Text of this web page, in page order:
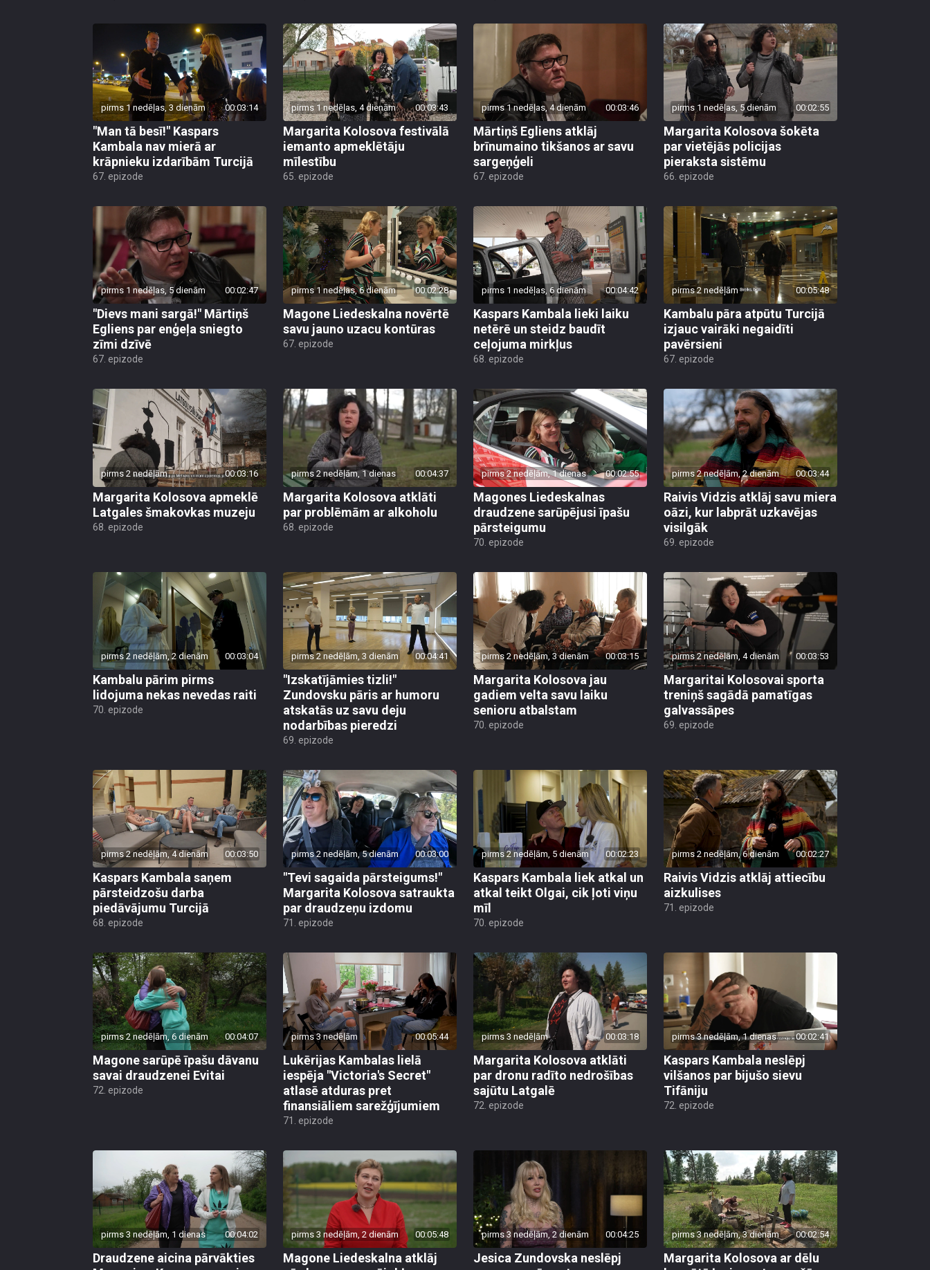
pirms 1 nedēļas, 3 dienām 00:03:14
"Man tā besī!" Kaspars
Kambala nav mierā ar
krāpnieku izdarībām Turcijā
67. epizode
pirms 1 nedēļas, 4 dienām 00:03:43
Margarita Kolosova festivālā
iemanto apmeklētāju
mīlestību
65. epizode
pirms 1 nedēļas, 4 dienām 00:03:46
Mārtiņš Egliens atklāj
brīnumaino tikšanos ar savu
sargeņģeli
67. epizode
pirms 1 nedēļas, 5 dienām 00:02:55
Margarita Kolosova šokēta
par vietējās policijas
pieraksta sistēmu
66. epizode
pirms 1 nedēļas, 5 dienām 00:02:47
"Dievs mani sargā!" Mārtiņš
Egliens par enģeļa sniegto
zīmi dzīvē
67. epizode
pirms 1 nedēļas, 6 dienām 00:02:28
Magone Liedeskalna novērtē
savu jauno uzacu kontūras
67. epizode
pirms 1 nedēļas, 6 dienām 00:04:42
Kaspars Kambala lieki laiku
netērē un steidz baudīt
ceļojuma mirkļus
68. epizode
pirms 2 nedēļām 00:05:48
Kambalu pāra atpūtu Turcijā
izjauc vairāki negaidīti
pavērsieni
67. epizode
pirms 2 nedēļām 00:03:16
Margarita Kolosova apmeklē
Latgales šmakovkas muzeju
68. epizode
pirms 2 nedēļām, 1 dienas 00:04:37
Margarita Kolosova atklāti
par problēmām ar alkoholu
68. epizode
pirms 2 nedēļām, 1 dienas 00:02:55
Magones Liedeskalnas
draudzene sarūpējusi īpašu
pārsteigumu
70. epizode
pirms 2 nedēļām, 2 dienām 00:03:44
Raivis Vidzis atklāj savu miera
oāzi, kur labprāt uzkavējas
visilgāk
69. epizode
pirms 2 nedēļām, 2 dienām 00:03:04
Kambalu pārim pirms
lidojuma nekas nevedas raiti
70. epizode
pirms 2 nedēļām, 3 dienām 00:04:41
"Izskatījāmies tizli!"
Zundovsku pāris ar humoru
atskatās uz savu deju
nodarbības pieredzi
69. epizode
pirms 2 nedēļām, 3 dienām 00:03:15
Margarita Kolosova jau
gadiem velta savu laiku
senioru atbalstam
70. epizode
pirms 2 nedēļām, 4 dienām 00:03:53
Margaritai Kolosovai sporta
treniņš sagādā pamatīgas
galvassāpes
69. epizode
pirms 2 nedēļām, 4 dienām 00:03:50
Kaspars Kambala saņem
pārsteidzošu darba
piedāvājumu Turcijā
68. epizode
pirms 2 nedēļām, 5 dienām 00:03:00
"Tevi sagaida pārsteigums!"
Margarita Kolosova satraukta
par draudzeņu izdomu
71. epizode
pirms 2 nedēļām, 5 dienām 00:02:23
Kaspars Kambala liek atkal un
atkal teikt Olgai, cik ļoti viņu
mīl
70. epizode
pirms 2 nedēļām, 6 dienām 00:02:27
Raivis Vidzis atklāj attiecību
aizkulises
71. epizode
pirms 2 nedēļām, 6 dienām 00:04:07
Magone sarūpē īpašu dāvanu
savai draudzenei Evitai
72. epizode
pirms 3 nedēļām 00:05:44
Lukērijas Kambalas lielā
iespēja "Victoria's Secret"
atlasē atduras pret
finansiāliem sarežģījumiem
71. epizode
pirms 3 nedēļām 00:03:18
Margarita Kolosova atklāti
par dronu radīto nedrošības
sajūtu Latgalē
72. epizode
pirms 3 nedēļām, 1 dienas 00:02:41
Kaspars Kambala neslēpj
vilšanos par bijušo sievu
Tifāniju
72. epizode
pirms 3 nedēļām, 1 dienas 00:04:02
Draudzene aicina pārvākties
pirms 3 nedēļām, 2 dienām 00:05:48
Magone Liedeskalna atklāj
pirms 3 nedēļām, 2 dienām 00:04:25
Jesica Zundovska neslēpj
pirms 3 nedēļām, 3 dienām 00:02:54
Margarita Kolosova ar dēlu